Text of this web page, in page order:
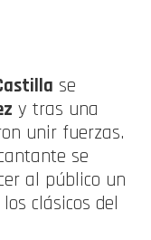
se
y tras una
unir fuerzas.
se
al público un
clásicos del